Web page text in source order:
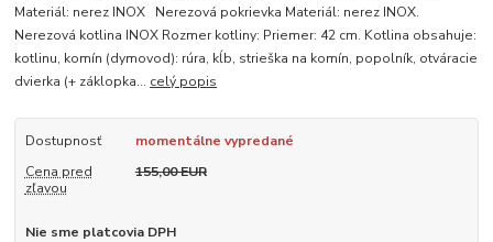
Materiál: nerez INOX Nerezová pokrievka Materiál: nerez INOX.
Nerezová kotlina INOX Rozmer kotliny: Priemer: 42 cm. Kotlina obsahuje:
kotlinu, komín (dymovod): rúra, kĺb, strieška na komín, popolník, otváracie
dvierka (+ záklopka... celý popis
Dostupnosť
momentálne vypredané
Cena pred
zľavou
155,00 EUR
Nie sme platcovia DPH